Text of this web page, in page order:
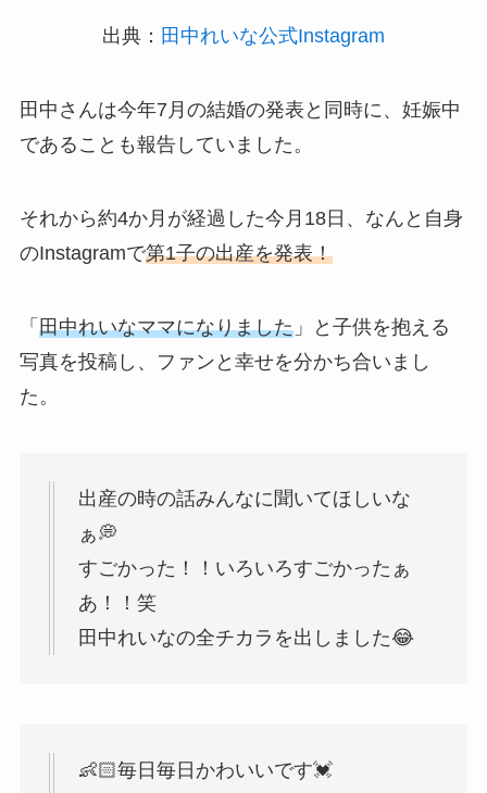
出典： 田中れいな公式Instagram
田中さんは今年7月の結婚の発表と同時に、妊娠中
であることも報告していました。
それから約4か月が経過した今月18日、なんと自身
のInstagramで第1子の出産を発表！
「 田中れいなママになりました」と子供を抱える
写真を投稿し、ファンと幸せを分かち合いまし
た。
出産の時の話みんなに聞いてほしいな
ぁ💭
すごかった！！いろいろすごかったぁ
あ！！笑
田中れいなの全チカラを出しました😂
👶🏻毎日毎日かわいいです💓